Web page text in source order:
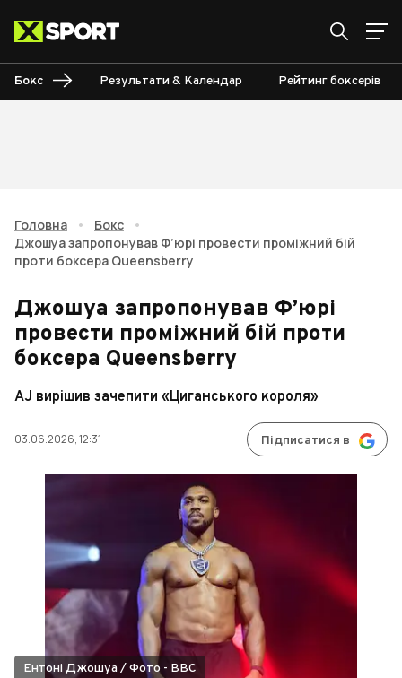
Бокс Результати & Календар Рейтинг боксерів
Головна • Бокс
•
Джошуа запропонував Ф’юрі провести проміжний бій
проти боксера Queensberry
Джошуа запропонував Ф’юрі
провести проміжний бій проти
боксера Queensberry
AJ вирішив зачепити «Циганського короля»
03.06.2026, 12:31 Підписатися в
Ентоні Джошуа / Фото - ВВС